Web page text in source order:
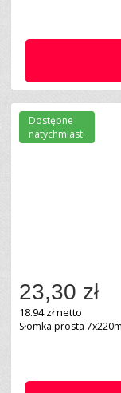
23,30 zł
18.94 zł netto
Słomka prosta
Dostępne
natychmiast!